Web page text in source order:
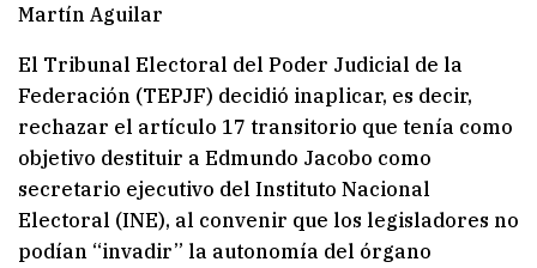
Martín Aguilar
El Tribunal Electoral del Poder Judicial de la
Federación (TEPJF) decidió inaplicar, es decir,
rechazar el artículo 17 transitorio que tenía como
objetivo destituir a Edmundo Jacobo como
secretario ejecutivo del Instituto Nacional
Electoral (INE), al convenir que los legisladores no
podían “invadir” la autonomía del órgano